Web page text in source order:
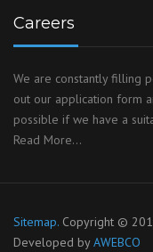
Careers
We are constantly filling
out our application form
possible if we have a
Read More…
Sitemap. Copyright ©
Developed byAWEBCO